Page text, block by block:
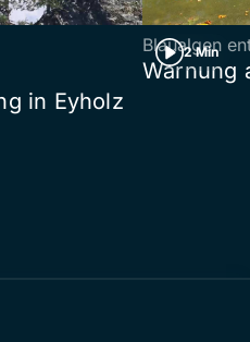
in Eyholz
2 Min
Blaualgen
Warnung